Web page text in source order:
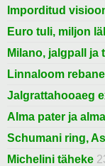
Imporditud
Euro tuli, miljon
Milano, jalgpall
Linnaloom rebane
Jalgrattahooaeg
Alma pater ja
Schumani ring,
Michelini täheke